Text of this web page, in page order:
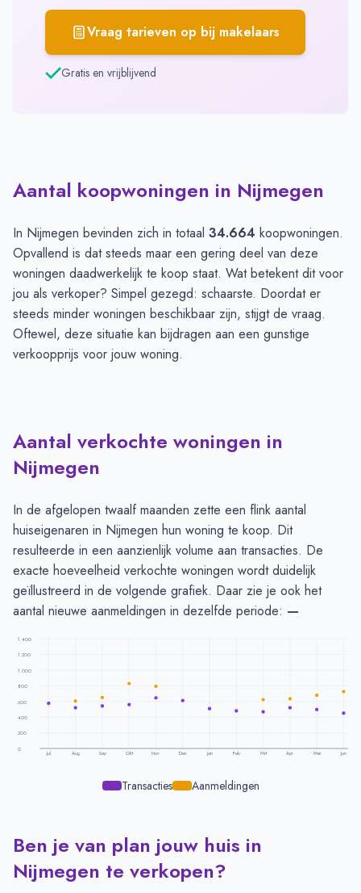
Vraag tarieven op bij makelaars
Gratis en vrijblijvend
Aantal koopwoningen in Nijmegen
In Nijmegen bevinden zich in totaal 34.664 koopwoningen.
Opvallend is dat steeds maar een gering deel van deze
woningen daadwerkelijk te koop staat. Wat betekent dit voor
jou als verkoper? Simpel gezegd: schaarste. Doordat er
steeds minder woningen beschikbaar zijn, stijgt de vraag.
Oftewel, deze situatie kan bijdragen aan een gunstige
verkoopprijs voor jouw woning.
Aantal verkochte woningen in
Nijmegen
In de afgelopen twaalf maanden zette een flink aantal
huiseigenaren in Nijmegen hun woning te koop. Dit
resulteerde in een aanzienlijk volume aan transacties. De
exacte hoeveelheid verkochte woningen wordt duidelijk
geïllustreerd in de volgende grafiek. Daar zie je ook het
aantal nieuwe aanmeldingen in dezelfde periode: —
1.400
1.200
1.000
800
600
400
200
0
Jul Aug Sep Okt Nov Dec Jan Feb Mrt Apr Mei Jun
Transacties Aanmeldingen
Transacties en aanmeldingen per maand - Nijmegen
Maand
Transacties
Aanmeldingen
Juli
578
561
Ben je van plan jouw huis in
Nijmegen te verkopen?